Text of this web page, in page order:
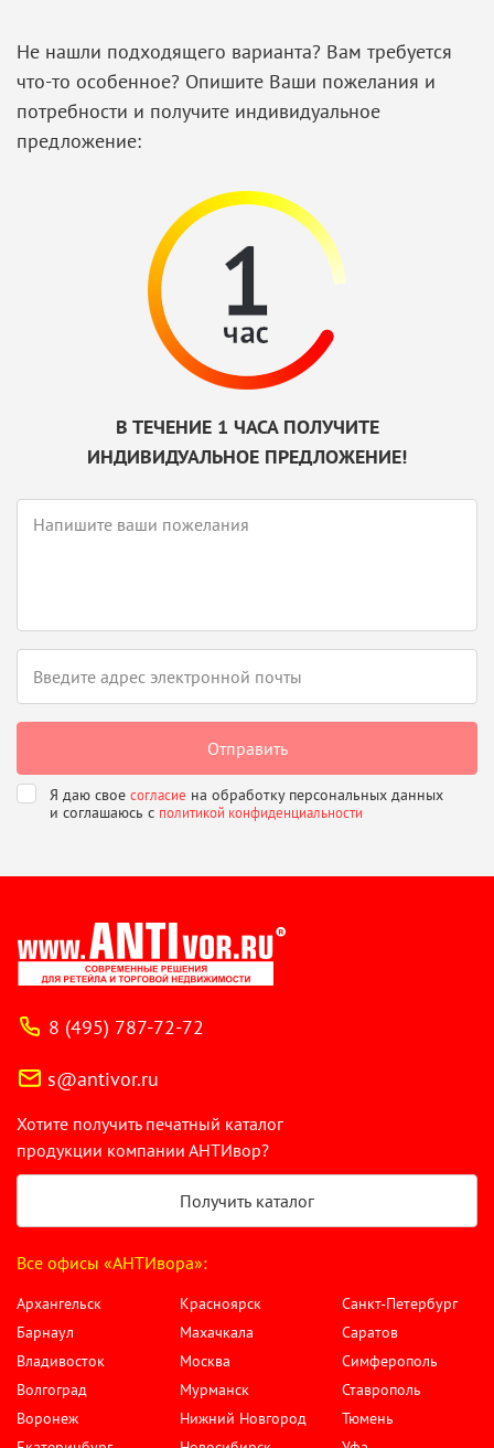
Не нашли подходящего варианта? Вам требуется
что-то особенное? Опишите Ваши пожелания и
потребности и получите индивидуальное
предложение:
В ТЕЧЕНИЕ 1 ЧАСА ПОЛУЧИТЕ
ИНДИВИДУАЛЬНОЕ ПРЕДЛОЖЕНИЕ!
Я даю свое согласие на обработку персональных данных
и соглашаюсь с политикой конфиденциальности
8 (495) 787-72-72
s@antivor.ru
Хотите получить печатный каталог
продукции компании АНТИвор?
Получить каталог
Все офисы «АНТИвора»:
Архангельск
Барнаул
Владивосток
Волгоград
Воронеж
Красноярск
Махачкала
Москва
Мурманск
Нижний Новгород
Санкт-Петербург
Саратов
Симферополь
Ставрополь
Тюмень